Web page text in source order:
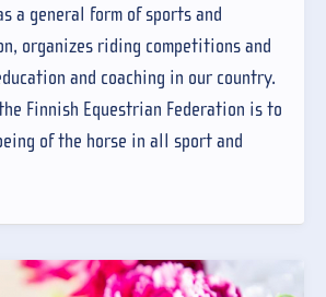
a general form of sports and
organizes riding competitions and
and coaching in our country.
Finnish Equestrian Federation is to
of the horse in all sport and